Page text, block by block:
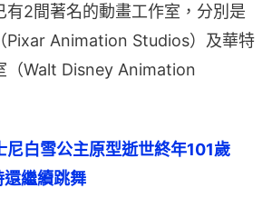
有2間著名的動畫工作室，分別是
Pixar Animation Studios）及華特
（Walt Disney Animation
尼白雪公主原型逝世終年101歲
繼續跳舞